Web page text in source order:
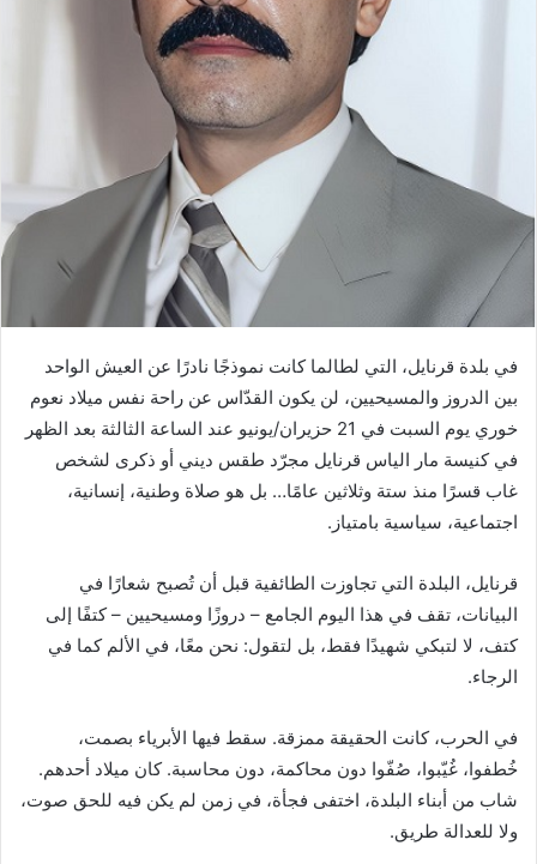
في بلدة قرنايل، التي لطالما كانت نموذجًا نادرًا عن العيش الواحد
بين الدروز والمسيحيين، لن يكون القدّاس عن راحة نفس ميلاد نعوم
خوري يوم السبت في 21 حزيران/يونيو عند الساعة الثالثة بعد الظهر
في كنيسة مار الياس قرنايل مجرّد طقس ديني أو ذكرى لشخص
غاب قسرًا منذ ستة وثلاثين عامًا… بل هو صلاة وطنية، إنسانية،
اجتماعية، سياسية بامتياز.
قرنايل، البلدة التي تجاوزت الطائفية قبل أن تُصبح شعارًا في
البيانات، تقف في هذا اليوم الجامع – دروزًا ومسيحيين – كتفًا إلى
كتف، لا لتبكي شهيدًا فقط، بل لتقول: نحن معًا، في الألم كما في
الرجاء.
في الحرب، كانت الحقيقة ممزقة. سقط فيها الأبرياء بصمت،
خُطفوا، غُيّبوا، صُفّوا دون محاكمة، دون محاسبة. كان ميلاد أحدهم.
شاب من أبناء البلدة، اختفى فجأة، في زمن لم يكن فيه للحق صوت،
ولا للعدالة طريق.